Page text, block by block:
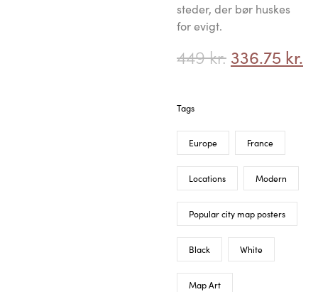
steder, der bør huskes
for evigt.
449kr. 336.75 kr.
Tags
Europe France
Locations Modern
Popular city map posters
Black White
Map Art